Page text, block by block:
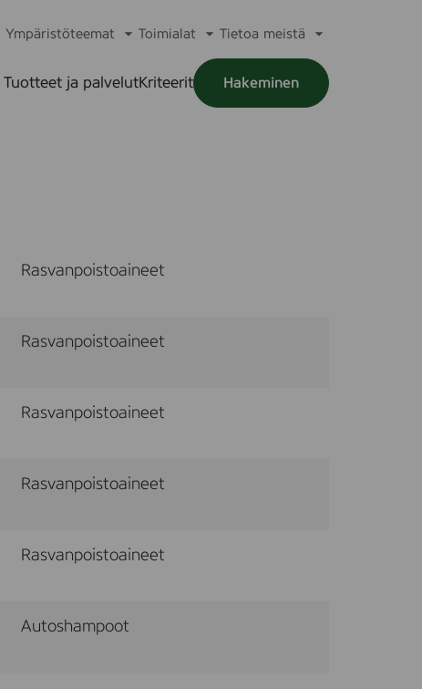
Ympäristöteemat Toimialat
alavalikko
Tietoa meistä
alavalikko
Tuotteet ja palvelutKriteerit Hakeminen
Rasvanpoistoaineet
Rasvanpoistoaineet
Rasvanpoistoaineet
Rasvanpoistoaineet
Rasvanpoistoaineet
Autoshampoot